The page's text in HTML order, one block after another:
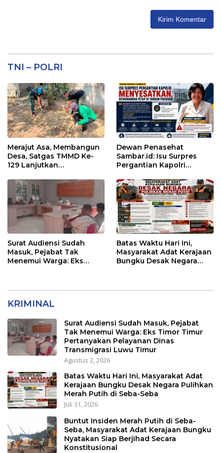
TNI – POLRI
Merajut Asa, Membangun
Desa, Satgas TMMD Ke-
129 Lanjutkan
Dewan Penasehat
Sambar.id: Isu Surpres
Pergantian Kapolri
Kewenangan Mutlak di
Tangan Presiden
Surat Audiensi Sudah
Masuk, Pejabat Tak
Menemui Warga: Eks
Batas Waktu Hari Ini,
Masyarakat Adat Kerajaan
Bungku Desak Negara
KRIMINAL
Surat Audiensi Sudah Masuk, Pejabat
Tak Menemui Warga: Eks Timor Timur
Pertanyakan Pelayanan Dinas
Transmigrasi Luwu Timur
Agustus 2, 2026
Batas Waktu Hari Ini, Masyarakat Adat
Kerajaan Bungku Desak Negara Pulihkan
Merah Putih di Seba-Seba
Juli 31, 2026
Buntut Insiden Merah Putih di Seba-
Seba, Masyarakat Adat Kerajaan Bungku
Nyatakan Siap Berjihad Secara
Konstitusional